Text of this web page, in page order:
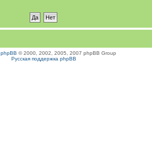
phpBB © 2000, 2002, 2005, 2007 phpBB Group
Русская поддержка phpBB